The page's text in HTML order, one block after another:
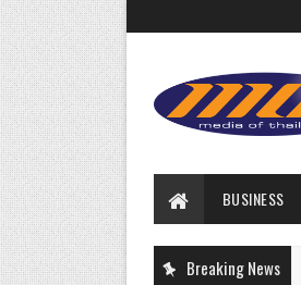
BUSINESS
Breaking News